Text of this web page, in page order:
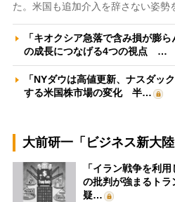
た。米国も追加介入を辞さない姿勢
「キオクシア急落で含み損が膨
の成長につなげる4つの視点 …
「NYダウは高値更新、ナスダッ
する米国株市場の変化 半…
大前研一「ビジネス新大
「イラン戦争を利
の批判が強まるト
疑…